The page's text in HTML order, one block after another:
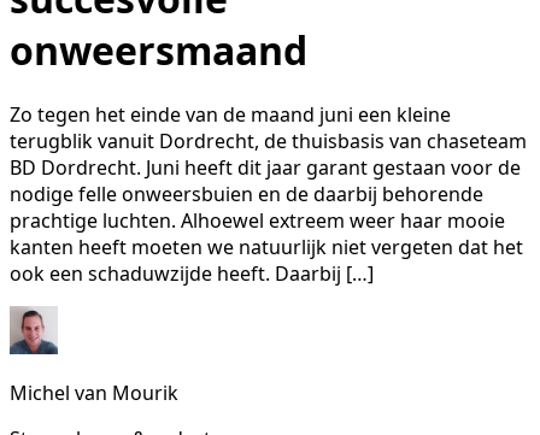
onweersmaand
Zo tegen het einde van de maand juni een kleine
terugblik vanuit Dordrecht, de thuisbasis van chaseteam
BD Dordrecht. Juni heeft dit jaar garant gestaan voor de
nodige felle onweersbuien en de daarbij behorende
prachtige luchten. Alhoewel extreem weer haar mooie
kanten heeft moeten we natuurlijk niet vergeten dat het
ook een schaduwzijde heeft. Daarbij […]
Michel van Mourik